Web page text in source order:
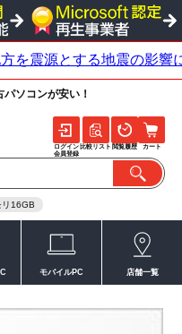
ソコンが安い！
リ16GB
ログイン
会員登録
比較リスト 閲覧履歴 カート
モバイルPC 店舗一覧